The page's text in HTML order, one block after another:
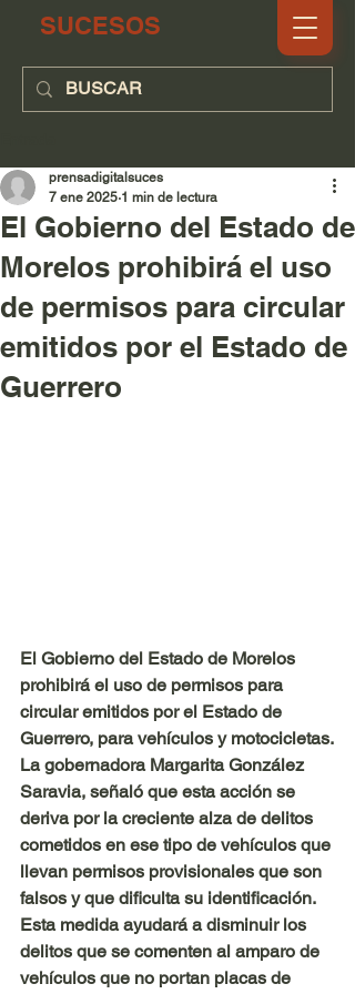
SUCESOS
El Gobierno del Estado de
Morelos prohibirá el uso
de permisos para circular
emitidos por el Estado de
Guerrero
prensadigitalsuces
7 ene 2025 1 min de lectura
El Gobierno del Estado de Morelos
prohibirá el uso de permisos para
circular emitidos por el Estado de
Guerrero, para vehículos y motocicletas.
La gobernadora Margarita González
Saravia, señaló que esta acción se
deriva por la creciente alza de delitos
cometidos en ese tipo de vehículos que
llevan permisos provisionales que son
falsos y que dificulta su identificación.
Esta medida ayudará a disminuir los
delitos que se comenten al amparo de
vehículos que no portan placas de